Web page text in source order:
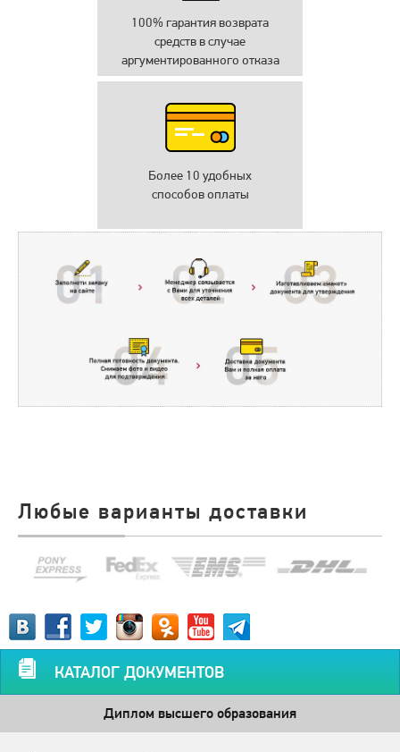
100% гарантия возврата
средств в случае
аргументированного отказа
Более 10 удобных
способов оплаты
Любые варианты доставки
КАТАЛОГ ДОКУМЕНТОВ
Диплом высшего образования